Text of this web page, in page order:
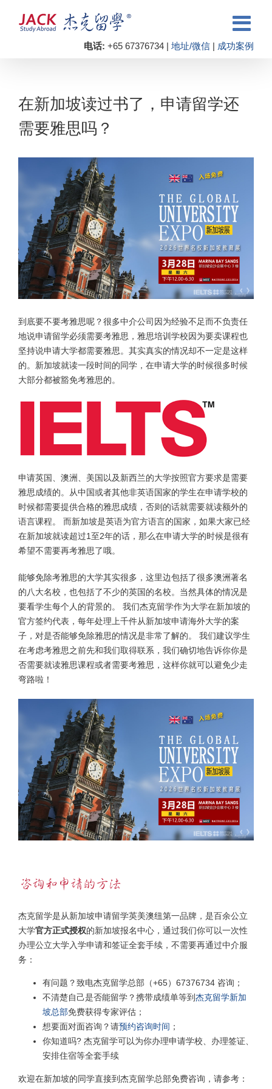
电话: +65 67376734 | 地址/微信 | 成功案例
在新加坡读过书了，申请留学还
需要雅思吗？
到底要不要考雅思呢？很多中介公司因为经验不足而不负责任
地说申请留学必须需要考雅思，雅思培训学校因为要卖课程也
坚持说申请大学都需要雅思。其实真实的情况却不一定是这样
的。新加坡就读一段时间的同学，在申请大学的时候很多时候
大部分都被豁免考雅思的。
申请英国、澳洲、美国以及新西兰的大学按照官方要求是需要
雅思成绩的。从中国或者其他非英语国家的学生在申请学校的
时候都需要提供合格的雅思成绩，否则的话就需要就读额外的
语言课程。 而新加坡是英语为官方语言的国家，如果大家已经
在新加坡就读超过1至2年的话，那么在申请大学的时候是很有
希望不需要再考雅思了哦。
能够免除考雅思的大学其实很多，这里边包括了很多澳洲著名
的八大名校，也包括了不少的英国的名校。当然具体的情况是
要看学生每个人的背景的。 我们杰克留学作为大学在新加坡的
官方签约代表，每年处理上千件从新加坡申请海外大学的案
子，对是否能够免除雅思的情况是非常了解的。 我们建议学生
在考虑考雅思之前先和我们取得联系，我们确切地告诉你你是
否需要就读雅思课程或者需要考雅思，这样你就可以避免少走
弯路啦！
杰克留学是从新加坡申请留学英美澳纽第一品牌，是百余公立
大学官方正式授权的新加坡报名中心，通过我们你可以一次性
办理公立大学入学申请和签证全套手续，不需要再通过中介服
务：
有问题？致电杰克留学总部（+65）67376734 咨询；
不清楚自己是否能留学？携带成绩单等到杰克留学新加
坡总部免费获得专家评估；
想要面对面咨询？请预约咨询时间 ；
你知道吗? 杰克留学可以为你办理申请学校、办理签证、
安排住宿等全套手续
欢迎在新加坡的同学直接到杰克留学总部免费咨询，请参考：